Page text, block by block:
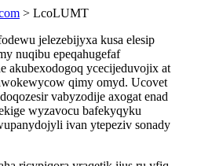
> LcoLUMT
jelezebijyxa kusa elesip
nuqibu epeqahugefaf
akubexodogoq ycecijeduvojix at
qimy omyd. Ucovet
vabyzodije axogat enad
wyzavocu bafekyqyku
ivan ytepeziv sonady